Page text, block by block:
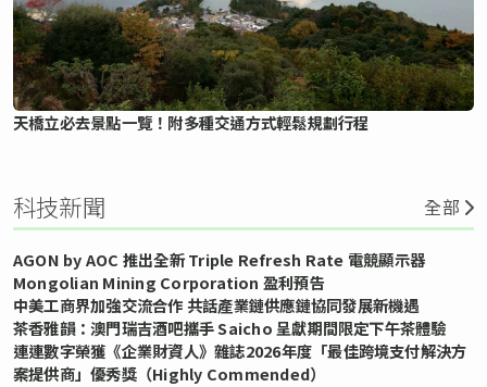
天橋立必去景點一覽！附多種交通方式輕鬆規劃行程
科技新聞 全部
AGON by AOC 推出全新 Triple Refresh Rate 電競顯示器
Mongolian Mining Corporation 盈利預告
中美工商界加強交流合作 共話產業鏈供應鏈協同發展新機遇
茶香雅韻：澳門瑞吉酒吧攜手 Saicho 呈獻期間限定下午茶體驗
連連數字榮獲《企業財資人》雜誌2026年度「最佳跨境支付解決方
案提供商」優秀獎（Highly Commended）